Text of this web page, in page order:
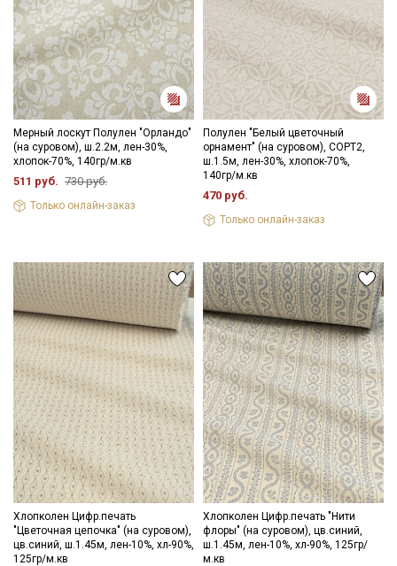
Мерный лоскут Полулен "Орландо"
(на суровом), ш.2.2м, лен-30%,
хлопок-70%, 140гр/м.кв
511 руб. 730 руб.
Только онлайн-заказ
Полулен "Белый цветочный
орнамент" (на суровом), СОРТ2,
ш.1.5м, лен-30%, хлопок-70%,
140гр/м.кв
470 руб.
Только онлайн-заказ
Хлопколен Цифр.печать
"Цветочная цепочка" (на суровом),
цв.синий, ш.1.45м, лен-10%, хл-90%,
125гр/м.кв
Хлопколен Цифр.печать "Нити
флоры" (на суровом), цв.синий,
ш.1.45м, лен-10%, хл-90%, 125гр/
м.кв
Секретная рассылка от Купава
Мы публикуем здесь дополнительные
промокоды и скидки до 30% на узкие
категории тканей
Подписаться
Ознакомлен(а) с Политикой обработки персональных
данных и даю Согласие на обработку персональных
данных
ДаюСогласие на получение рекламных и
информационных рассылок